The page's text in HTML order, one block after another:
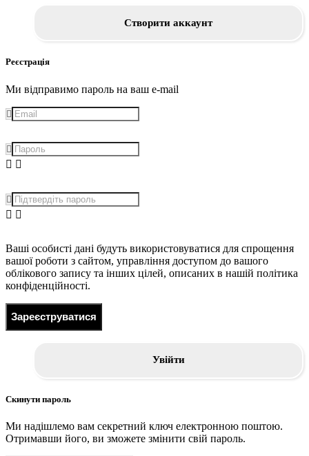
Створити аккаунт
Реєстрація
Ми відправимо пароль на ваш e-mail
Ваші особисті дані будуть використовуватися для спрощення
вашої роботи з сайтом, управління доступом до вашого
облікового запису та інших цілей, описаних в нашій політика
конфіденційності.
Зареєструватися
Увійти
Скинути пароль
Ми надішлемо вам секретний ключ електронною поштою.
Отримавши його, ви зможете змінити свій пароль.